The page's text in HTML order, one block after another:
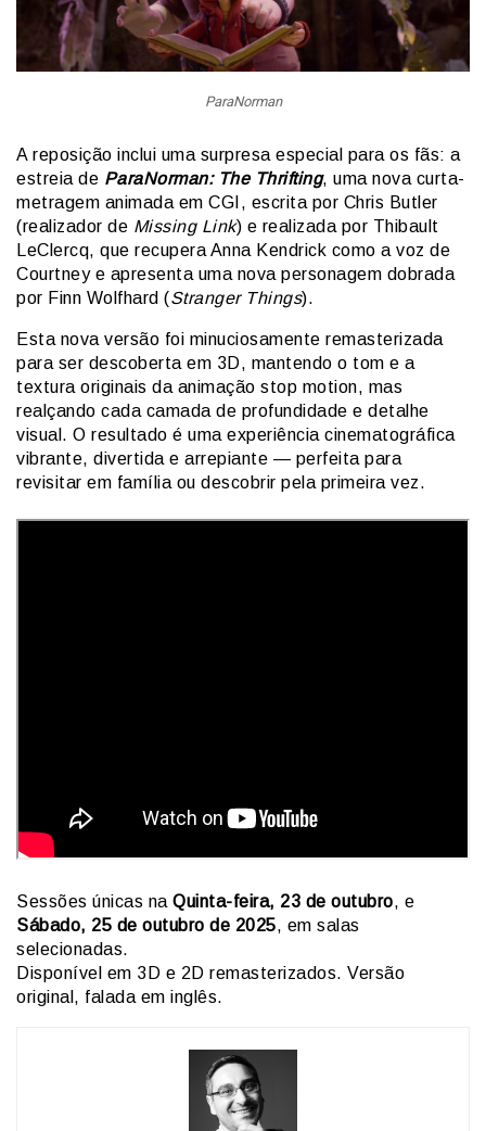
ParaNorman
A reposição inclui uma surpresa especial para os fãs: a
estreia de ParaNorman: The Thrifting, uma nova curta-
metragem animada em CGI, escrita por Chris Butler
(realizador de Missing Link) e realizada por Thibault
LeClercq, que recupera Anna Kendrick como a voz de
Courtney e apresenta uma nova personagem dobrada
por Finn Wolfhard (Stranger Things).
Esta nova versão foi minuciosamente remasterizada
para ser descoberta em 3D, mantendo o tom e a
textura originais da animação stop motion, mas
realçando cada camada de profundidade e detalhe
visual. O resultado é uma experiência cinematográfica
vibrante, divertida e arrepiante — perfeita para
revisitar em família ou descobrir pela primeira vez.
Sessões únicas na Quinta-feira, 23 de outubro, e
Sábado, 25 de outubro de 2025, em salas
selecionadas.
Disponível em 3D e 2D remasterizados. Versão
original, falada em inglês.